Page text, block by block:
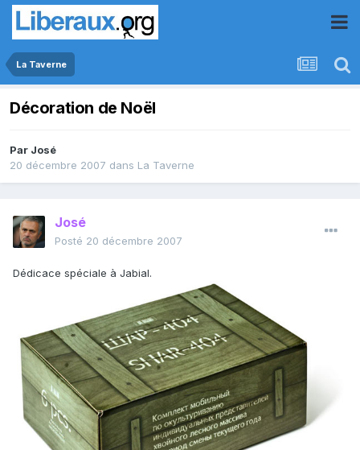
La Taverne
Décoration de Noël
Par José
20 décembre 2007 dans La Taverne
José
Posté 20 décembre 2007
Dédicace spéciale à Jabial.